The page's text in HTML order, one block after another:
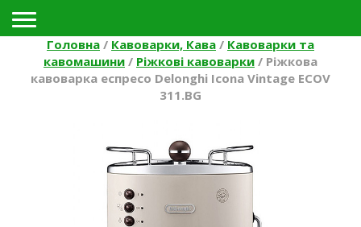
Головна / Кавоварки, Кава / Кавоварки та
кавомашини / Ріжкові кавоварки / Ріжкова
кавоварка еспресо Delonghi Icona Vintage ECOV
311.BG